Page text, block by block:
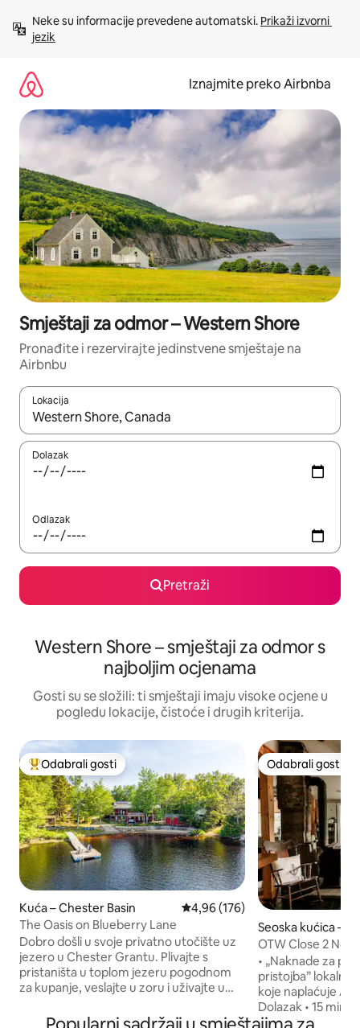
sadržaj
Neke su informacije prevedene automatski. Prikaži izvorni
jezik
Iznajmite preko Airbnba
Smještaji za odmor – Western Shore
Pronađite i rezervirajte jedinstvene smještaje na
Airbnbu
Lokacija
Kada budu dostupni rezultati, moći ćete ih pregledati
Dolazak
Odlazak
Pretraži
Western Shore – smještaji za odmor s
najboljim ocjenama
Gosti su se složili: ti smještaji imaju visoke ocjene u
pogledu lokacije, čistoće i drugih kriterija.
Među najviše rangiranima s oznakom „Odabrali gosti”
Odabrali gosti
Kuća – Chester Basin Prosječna ocjena: 4,96/5,
4,96 (176)
The Oasis on Blueberry Lane
Dobro došli u svoje privatno utočište uz
jezero u Chester Grantu. Plivajte s
pristaništa u toplom jezeru pogodnom
za kupanje, veslajte u zoru i uživajte u
Okupljajte se oko unutarnjih i vanjskih
Odabrali gosti
Odabrali gosti
Seoska kućica –
nt
OTW Close 2
medicinskih
• „Naknade za
pristojba” lokalni
koje naplaćuje
Dolazak • 15
centra • 10